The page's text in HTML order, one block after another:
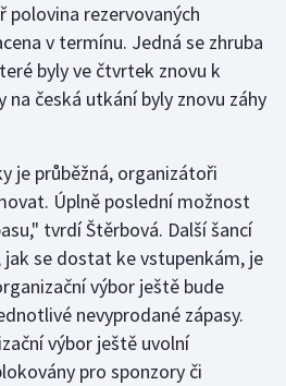
rezervovaných
v termínu. Jedná se zhruba
byly ve čtvrtek znovu k
na česká utkání byly znovu záhy
je průběžná, organizátoři
Úplně poslední možnost
tvrdí Štěrbová. Další šancí
jak se dostat ke vstupenkám, je
výbor ještě bude
nevyprodané zápasy.
výbor ještě uvolní
pro sponzory či